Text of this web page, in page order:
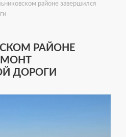
районе завершился
РАЙОНЕ
ДОРОГИ